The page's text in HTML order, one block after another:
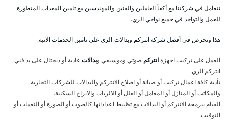
نتعامل في شركتنا مع أكفأ العاملين والفنين والمهندسين مع تامين المعدات المتطورة
للعمل والتواجد في جميع نواحي الري.
هذا ونحرص في أفضل شركة انتركم وبدالات الري على تامين الخدمات الاتية:
العمل على تركيب اجهزةانتركم صوتي وموسيقي وبدالات عادية أو ديجتال على يد فني
انتركم الري.
تأدية كافة اعمال تركيب أو صيانة أو اصلاح الانتركم والبدالات للشركات التجارية
والمكاتب أو المنازل أو المعامل أو الفلل أو الالريات والابراج السكنية.
القيام ببرمجة الانتركم أو البدالات مع تظبيط اعداداتها كالصوت أو الصورة أو النغمات أو
التوقيت.